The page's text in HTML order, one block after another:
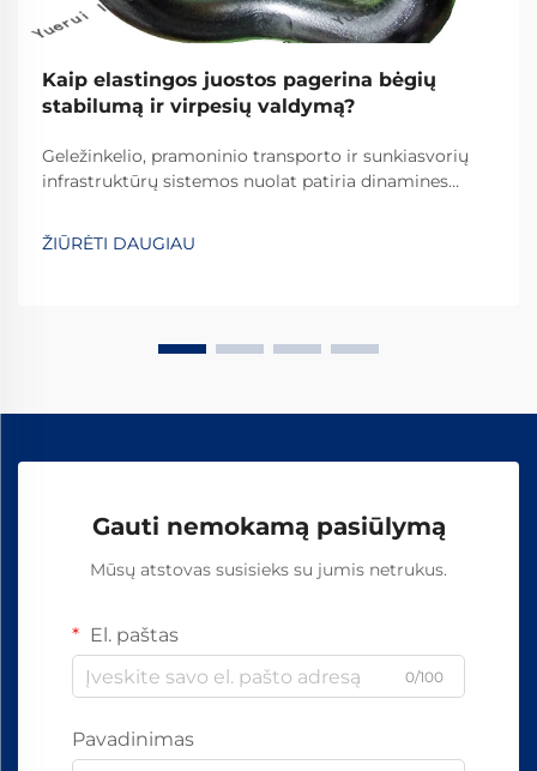
Kaip elastingos juostos pagerina bėgių
stabilumą ir virpesių valdymą?
Geležinkelio, pramoninio transporto ir sunkiasvorių
infrastruktūrų sistemos nuolat patiria dinamines
Viena veiksmingiausių, tačiau dažnai nepakankamai
vertinamų šių sistemų sudedamųjų dalių yra...
ŽIŪRĖTI DAUGIAU
Gauti nemokamą pasiūlymą
Mūsų atstovas susisieks su jumis netrukus.
El. paštas
0/100
Pavadinimas